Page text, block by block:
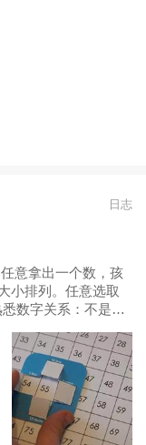
日志
意拿出一个数，孩
小排列。任意选取
数字关系：不是从